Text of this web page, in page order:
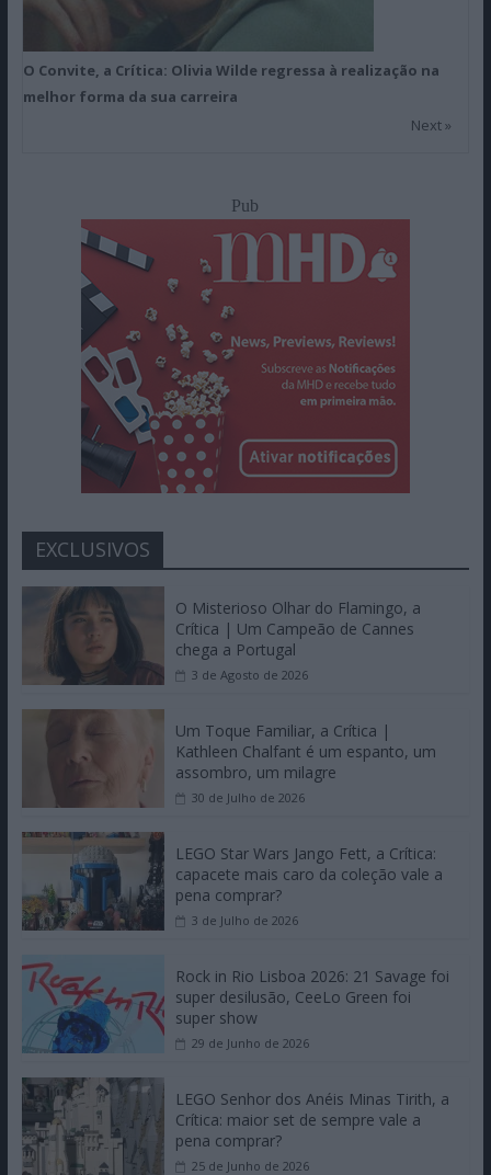
O Convite, a Crítica: Olivia Wilde regressa à realização na
melhor forma da sua carreira
Next »
Pub
EXCLUSIVOS
O Misterioso Olhar do Flamingo, a
Crítica | Um Campeão de Cannes
chega a Portugal
3 de Agosto de 2026
Um Toque Familiar, a Crítica |
Kathleen Chalfant é um espanto, um
assombro, um milagre
30 de Julho de 2026
LEGO Star Wars Jango Fett, a Crítica:
capacete mais caro da coleção vale a
pena comprar?
3 de Julho de 2026
Rock in Rio Lisboa 2026: 21 Savage foi
super desilusão, CeeLo Green foi
super show
29 de Junho de 2026
LEGO Senhor dos Anéis Minas Tirith, a
Crítica: maior set de sempre vale a
pena comprar?
25 de Junho de 2026